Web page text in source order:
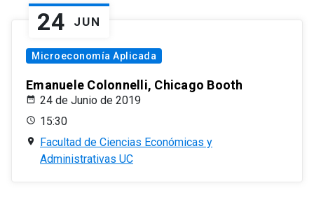
24 JUN
Microeconomía Aplicada
Emanuele Colonnelli, Chicago Booth
24 de Junio de 2019
15:30
Facultad de Ciencias Económicas y
Administrativas UC